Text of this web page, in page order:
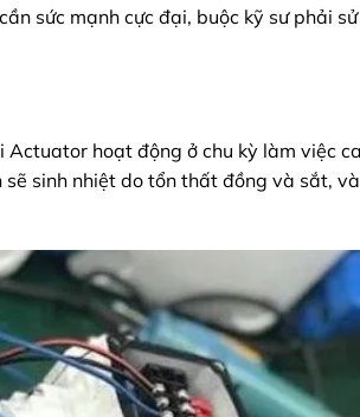
sức mạnh cực đại, buộc kỹ sư phải
hoạt động ở chu kỳ làm việc
sinh nhiệt do tổn thất đồng và sắt,